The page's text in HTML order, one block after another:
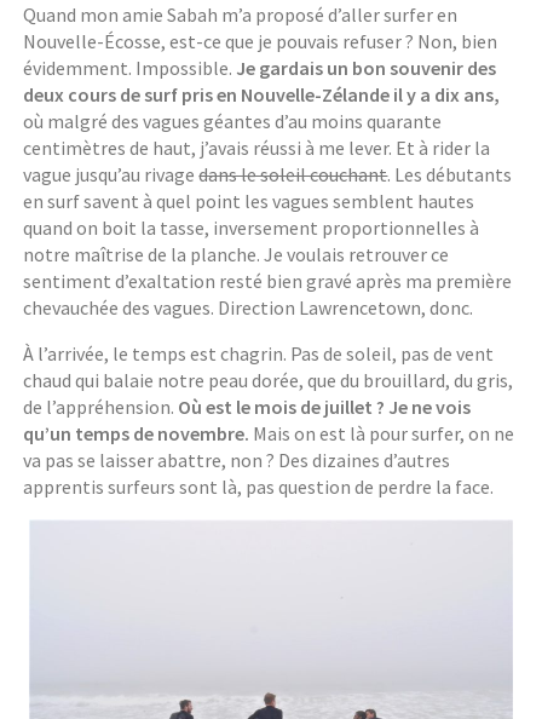
Quand mon amie Sabah m’a proposé d’aller surfer en
Nouvelle-Écosse, est-ce que je pouvais refuser ? Non, bien
évidemment. Impossible. Je gardais un bon souvenir des
deux cours de surf pris en Nouvelle-Zélande il y a dix ans,
où malgré des vagues géantes d’au moins quarante
centimètres de haut, j’avais réussi à me lever. Et à rider la
vague jusqu’au rivagedans le soleil couchant. Les débutants
en surf savent à quel point les vagues semblent hautes
quand on boit la tasse, inversement proportionnelles à
notre maîtrise de la planche. Je voulais retrouver ce
sentiment d’exaltation resté bien gravé après ma première
chevauchée des vagues. Direction Lawrencetown, donc.
À l’arrivée, le temps est chagrin. Pas de soleil, pas de vent
chaud qui balaie notre peau dorée, que du brouillard, du gris,
de l’appréhension. Où est le mois de juillet ? Je ne vois
qu’un temps de novembre. Mais on est là pour surfer, on ne
va pas se laisser abattre, non ? Des dizaines d’autres
apprentis surfeurs sont là, pas question de perdre la face.